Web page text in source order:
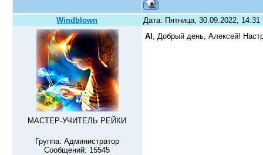
Windblown Дата: Пятница, 30.09.2022,
МАСТЕР-УЧИТЕЛЬ РЕЙКИ
Группа: Администратор
Сообщений: 15545
Al , Добрый день, Алексей!